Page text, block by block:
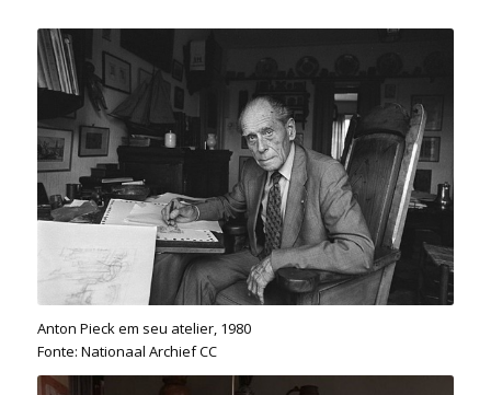
Anton Pieck em seu atelier, 1980
Fonte: Nationaal Archief CC